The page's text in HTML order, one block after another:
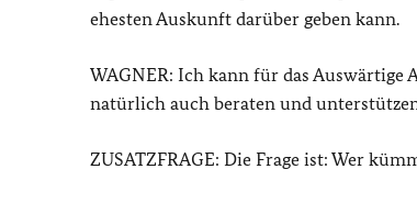
ehesten Auskunft darüber geben kann.
WAGNER: Ich kann für das Auswärtige
natürlich auch beraten und
ZUSATZFRAGE: Die Frage ist: Wer